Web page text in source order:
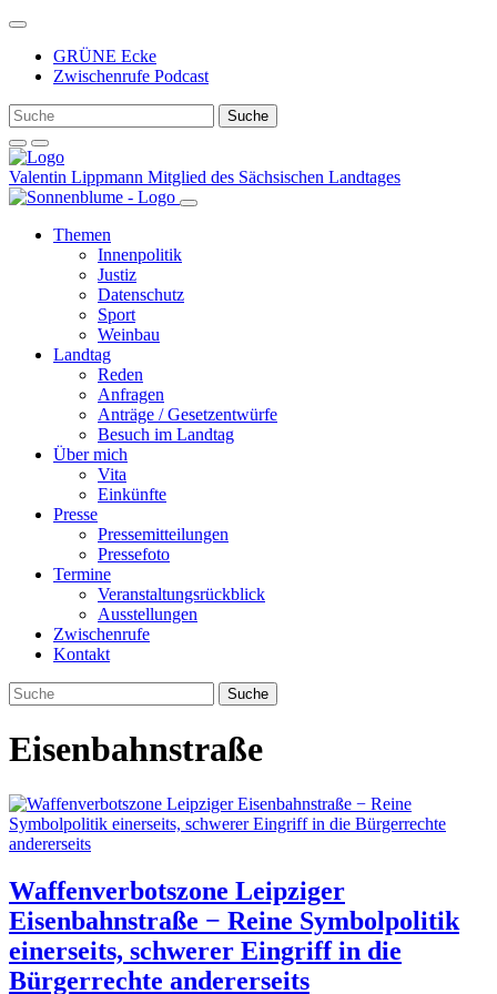
Weiter
Inhalt
GRÜNE Ecke
Zwischenrufe Podcast
Valentin Lippmann Mitglied des Sächsischen Landtages
Themen
Innenpolitik
Justiz
Datenschutz
Sport
Weinbau
Landtag
Reden
Anfragen
Anträge / Gesetzentwürfe
Besuch im Landtag
Über mich
Vita
Einkünfte
Presse
Pressemitteilungen
Pressefoto
Termine
Veranstaltungsrückblick
Ausstellungen
Zwischenrufe
Kontakt
Eisenbahnstraße
Waffenverbotszone Leipziger
Eisenbahnstraße − Reine Symbolpolitik
einerseits, schwerer Eingriff in die
Bürgerrechte andererseits